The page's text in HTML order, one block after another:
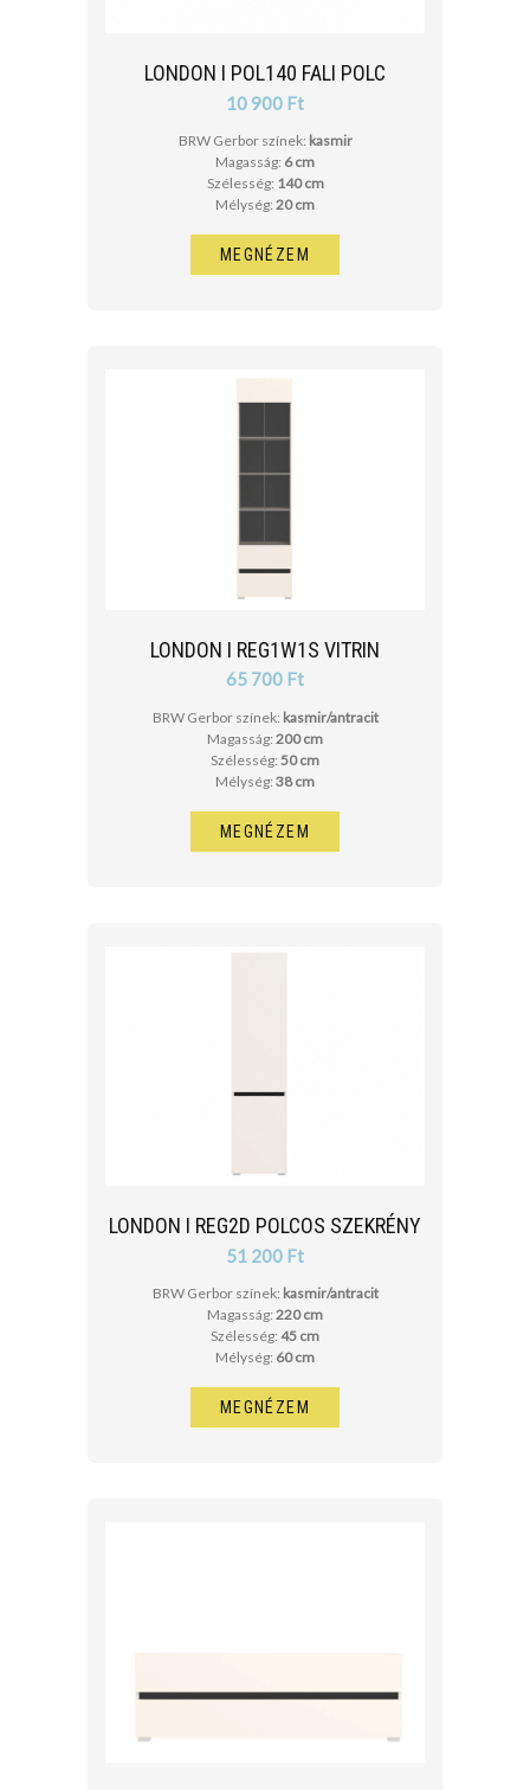
LONDON I POL140 FALI POLC
10 900 Ft
BRW Gerbor színek: kasmir
Magasság: 6 cm
Szélesség: 140 cm
Mélység: 20 cm
MEGNÉZEM
LONDON I REG1W1S VITRIN
65 700 Ft
BRW Gerbor színek: kasmir/antracit
Magasság: 200 cm
Szélesség: 50 cm
Mélység: 38 cm
MEGNÉZEM
LONDON I REG2D POLCOS SZEKRÉNY
51 200 Ft
BRW Gerbor színek: kasmir/antracit
Magasság: 220 cm
Szélesség: 45 cm
Mélység: 60 cm
MEGNÉZEM